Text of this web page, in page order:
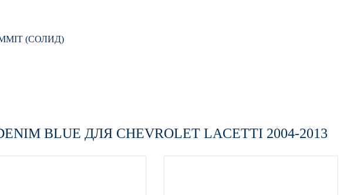
(СОЛИД)
BLUE ДЛЯ CHEVROLET LACETTI 2004-2013